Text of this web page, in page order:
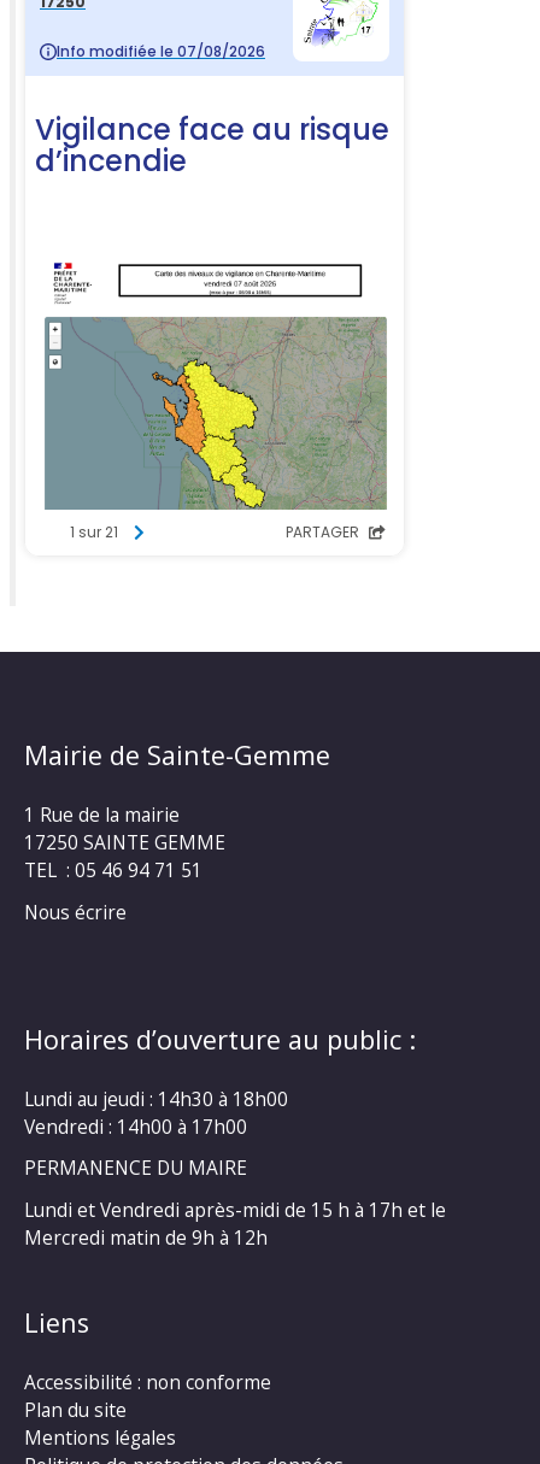
Mairie de Sainte-Gemme
1 Rue de la mairie
17250 SAINTE GEMME
TEL : 05 46 94 71 51
Nous écrire
Horaires d’ouverture au public :
Lundi au jeudi : 14h30 à 18h00
Vendredi : 14h00 à 17h00
PERMANENCE DU MAIRE
Lundi et Vendredi après-midi de 15 h à 17h et le
Mercredi matin de 9h à 12h
Liens
Accessibilité : non conforme
Plan du site
Mentions légales